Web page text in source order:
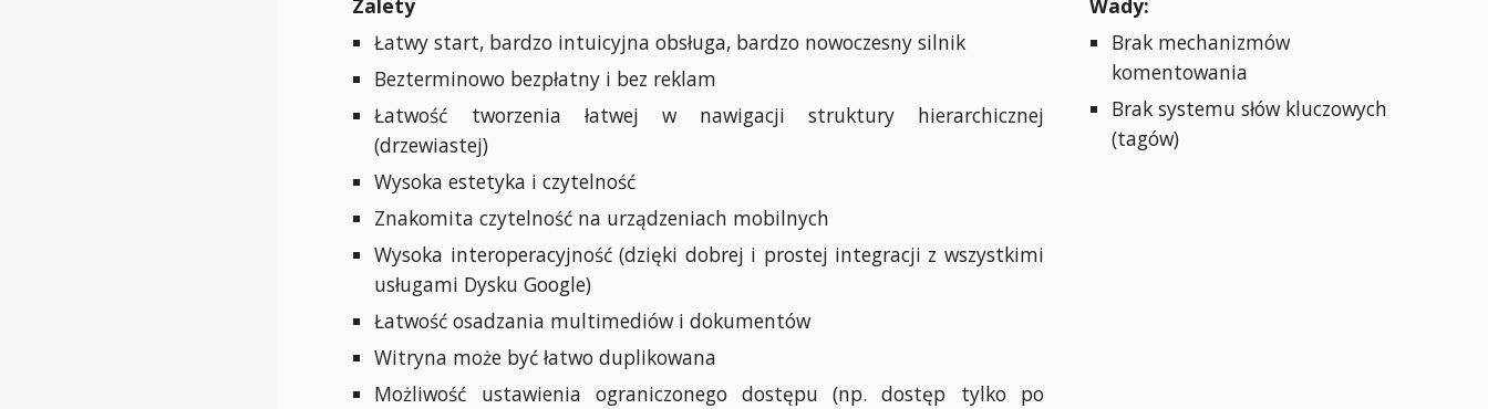
Zalety
Łatwy start, bardzo intuicyjna obsługa, bardzo nowoczesny silnik
Bezterminowo bezpłatny i bez reklam
Łatwość tworzenia łatwej w nawigacji struktury hierarchicznej
(drzewiastej)
Wysoka estetyka i czytelność
Znakomita czytelność na urządzeniach mobilnych
Wysoka interoperacyjność (dzięki dobrej i prostej integracji z wszystkimi
usługami Dysku Google)
Łatwość osadzania multimediów i dokumentów
Witryna może być łatwo duplikowana
Możliwość ustawienia ograniczonego dostępu (np. dostęp tylko po
Wady:
Brak mechanizmów
komentowania
Brak systemu słów kluczowych
(tagów)